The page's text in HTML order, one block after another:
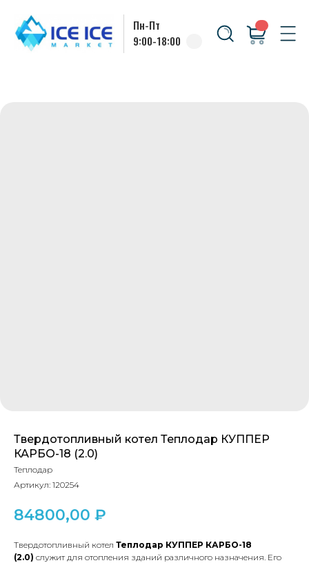
9:00-18:00
Твердотопливный котел Теплодар КУППЕР
КАРБО-18 (2.0)
Теплодар
Артикул: 120254
84800,00 ₽
Твердотопливный котел Теплодар КУППЕР КАРБО-18
(2.0) служит для отопления зданий различного назначения. Его